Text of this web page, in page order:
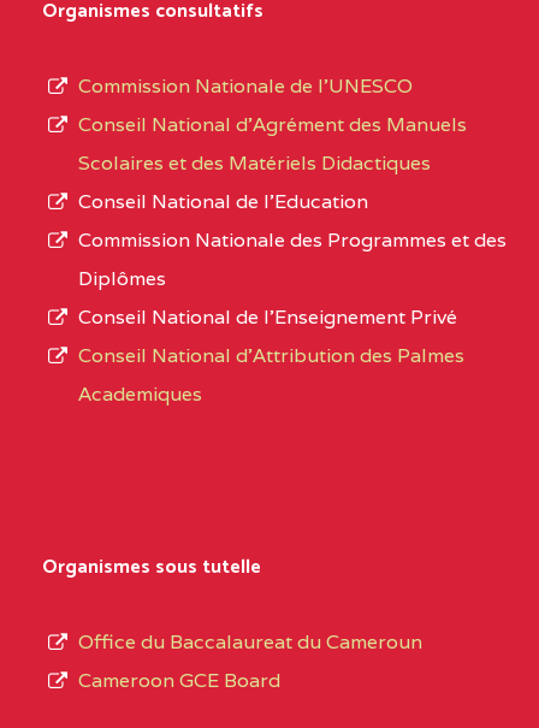
PROFESSIONNEL
(CEGEP) STE FOI BP
:4740 YAOUNDE
CENTRE
COLLEGE PANAFRICAIN
DE L'EXCELLENCE BP
CENTRE
COLLEGE PRIVE
CENTRE
COLLEGE PRIVE LAIC
SAINT MICHEL
type
L’offre
d’éducation
de
Organismes consultatifs
Commission Nationale de l’UNESCO
Conseil National d’Agrément des Manuels
Scolaires et des Matériels Didactiques
Conseil National de l’Education
Commission Nationale des Programmes et des
Diplômes
Conseil National de l’Enseignement Privé
Conseil National d'Attribution des Palmes
Academiques
Organismes sous tutelle
Office du Baccalaureat du Cameroun
Cameroon GCE Board